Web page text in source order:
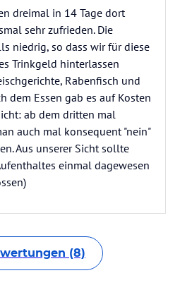
dreimal in 14 Tage dort
sehr zufrieden. Die
niedrig, so dass wir für diese
Trinkgeld hinterlassen
Rabenfisch und
dem Essen gab es auf Kosten
ab dem dritten mal
auch mal konsequent "nein"
Aus unserer Sicht sollte
einmal dagewesen
(8)